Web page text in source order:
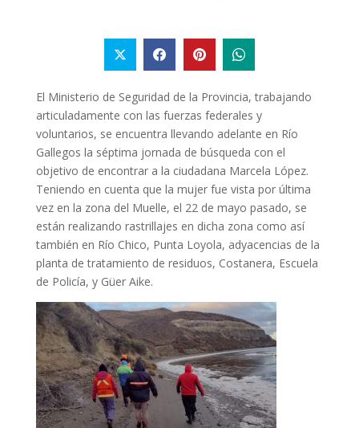
El Ministerio de Seguridad de la Provincia, trabajando
articuladamente con las fuerzas federales y
voluntarios, se encuentra llevando adelante en Río
Gallegos la séptima jornada de búsqueda con el
objetivo de encontrar a la ciudadana Marcela López.
Teniendo en cuenta que la mujer fue vista por última
vez en la zona del Muelle, el 22 de mayo pasado, se
están realizando rastrillajes en dicha zona como así
también en Río Chico, Punta Loyola, adyacencias de la
planta de tratamiento de residuos, Costanera, Escuela
de Policía, y Güer Aike.